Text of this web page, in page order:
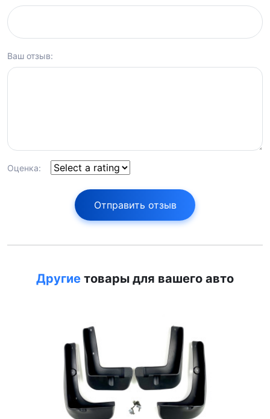
Ваш отзыв:
Оценка:
Отправить отзыв
Другие товары для вашего авто